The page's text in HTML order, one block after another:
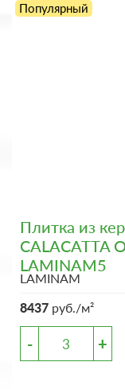
Популярный
Плитка из
CALACATTA
LAMINAM5
LAMINAM
8437 руб./м²
- +